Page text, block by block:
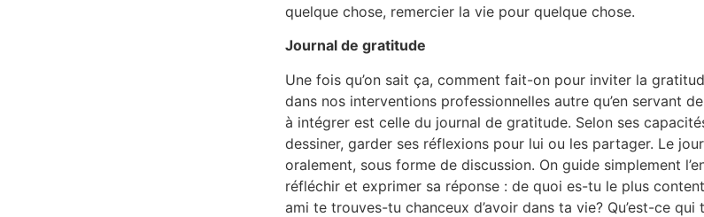
quelque chose, remercier la vie pour quelque chose.
Journal de gratitude
Une fois qu’on sait ça, comment fait-on pour inviter la
dans nos interventions professionnelles autre qu’en servant
à intégrer est celle du journal de gratitude. Selon ses
dessiner, garder ses réflexions pour lui ou les partager. Le
oralement, sous forme de discussion. On guide simplement
réfléchir et exprimer sa réponse : de quoi es-tu le plus
ami te trouves-tu chanceux d’avoir dans ta vie? Qu’est-ce qui